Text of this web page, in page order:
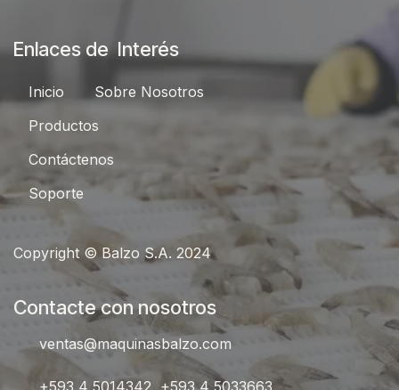
Enlaces de Interés
Inici​​o
Sobre Nosotros
Productos
Contáctenos
Soporte
Copyright © Balzo S.A. 2024
Contacte con nosotros
ventas@maquinasbalzo.com
+593 4 5014342 ,+593 4 5033663